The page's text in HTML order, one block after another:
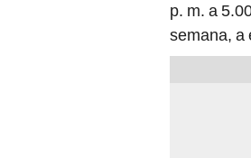
p. m. a
semana, a